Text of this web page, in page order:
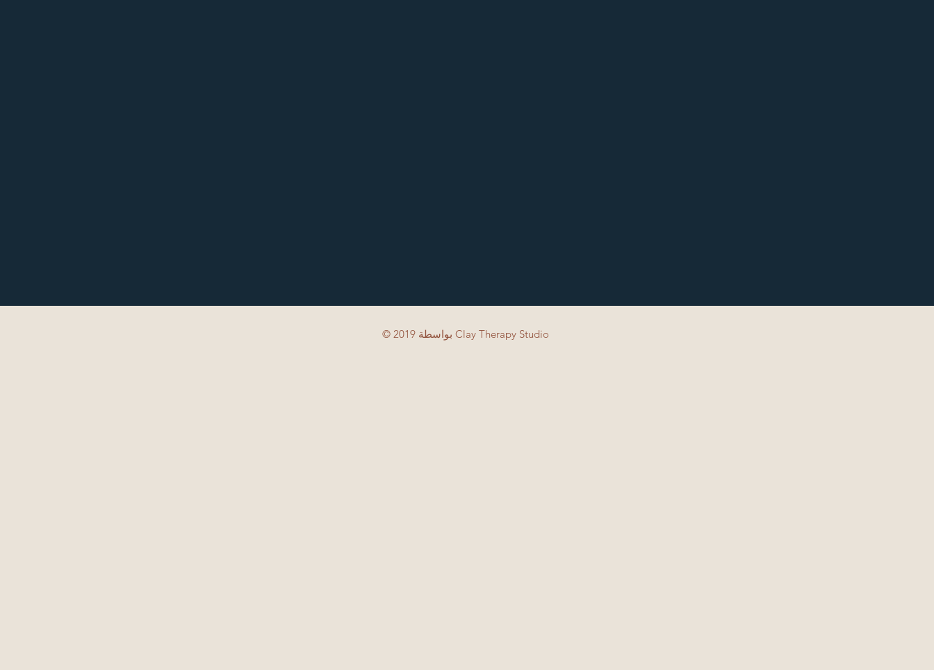
© 2019 بواسطة Clay Therapy Studio